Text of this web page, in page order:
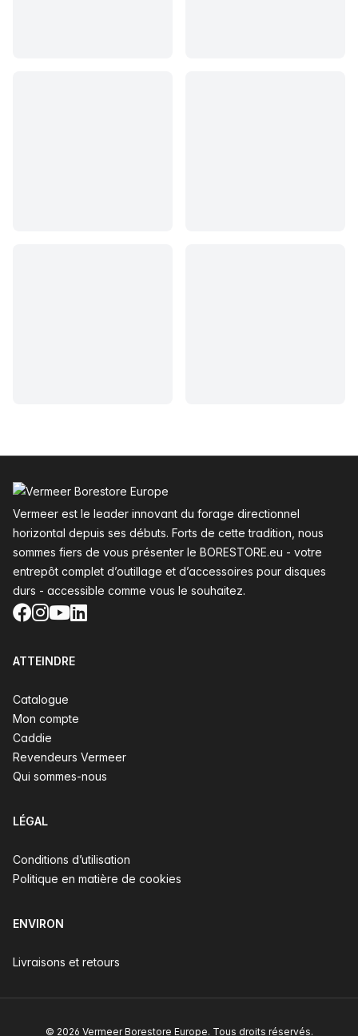
Vermeer est le leader innovant du forage directionnel
horizontal depuis ses débuts. Forts de cette tradition, nous
sommes fiers de vous présenter le BORESTORE.eu - votre
entrepôt complet d’outillage et d’accessoires pour disques
durs - accessible comme vous le souhaitez.
Facebook
Instagram
YouTube
LinkedIn
ATTEINDRE
Catalogue
Mon compte
Caddie
Revendeurs Vermeer
Qui sommes-nous
LÉGAL
Conditions d’utilisation
Politique en matière de cookies
ENVIRON
Livraisons et retours
© 2026 Vermeer Borestore Europe. Tous droits réservés.